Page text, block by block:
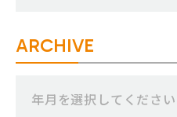
ARCHIVE
年月を選択してください